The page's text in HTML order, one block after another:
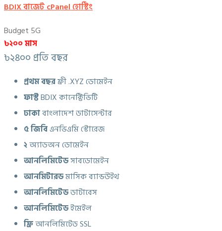
BDIX বাজেট cPanel হোস্টিং
Budget 5G
৳২০০ মাস
৳২৪০০ প্রতি বছর
প্রথম বছরফ্রী .XYZ ডোমেইন
ফাস্টBDIX কানেক্টিভিটি
ঢাকাবাংলাদেশ ডাটাসেন্টার
৫জিবিএনভিএমি স্টোরেজ
২অ্যাডঅন ডোমেইন
আনলিমিটেডসাবডোমেইন
আনমিটারডমাসিক ব্যান্ডউইথ
আনলিমিটেডডাটাবেস
আনলিমিটেডইমেইল
ফ্রিআনলিমিটেড SSL